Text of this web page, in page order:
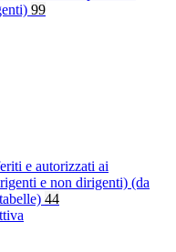
99
e autorizzati ai
e non dirigenti) (da
44